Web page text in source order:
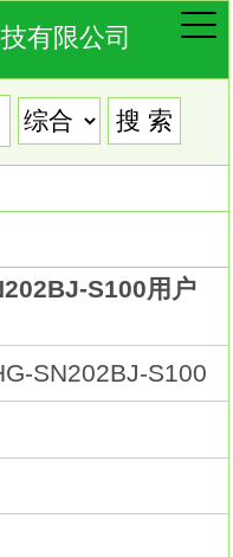
有限公司
S100用户
SN202BJ-S100